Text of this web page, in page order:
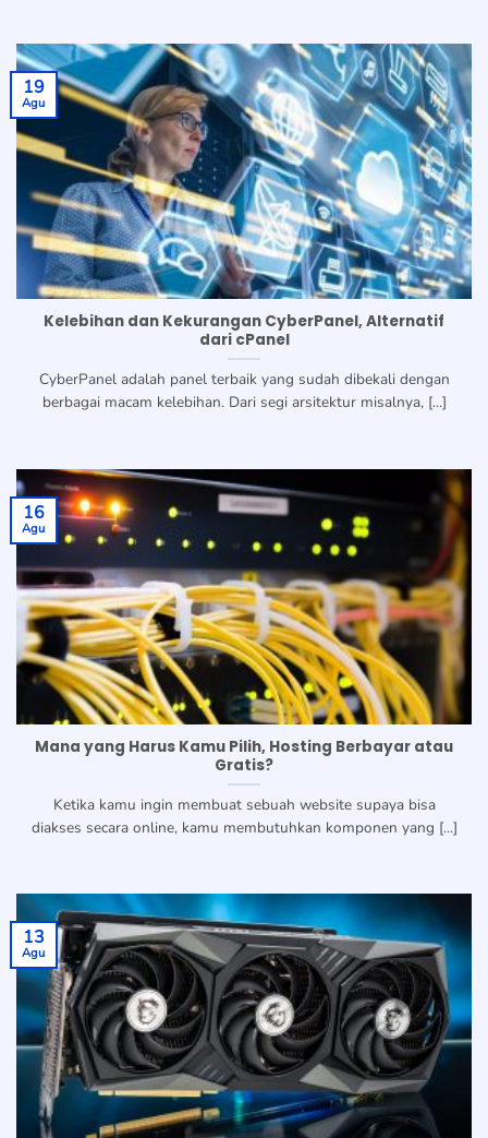
Kelebihan dan Kekurangan CyberPanel, Alternatif
dari cPanel
CyberPanel adalah panel terbaik yang sudah dibekali dengan
berbagai macam kelebihan. Dari segi arsitektur misalnya, [...]
19
Agu
Mana yang Harus Kamu Pilih, Hosting Berbayar atau
Gratis?
Ketika kamu ingin membuat sebuah website supaya bisa
diakses secara online, kamu membutuhkan komponen yang [...]
16
Agu
13
Agu